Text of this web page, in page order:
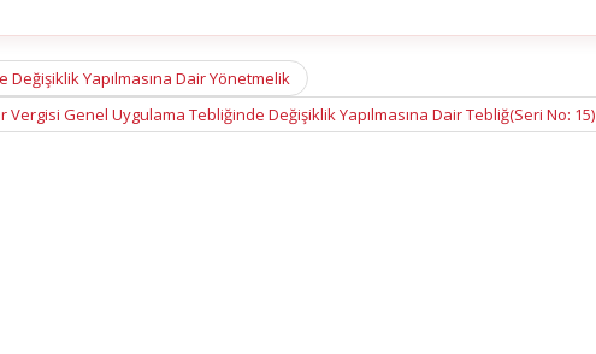
Yapılmasına Dair Yönetmelik
Vergisi Genel Uygulama Tebliğinde Değişiklik Yapılmasına Dair Tebliğ(Seri No: 15)